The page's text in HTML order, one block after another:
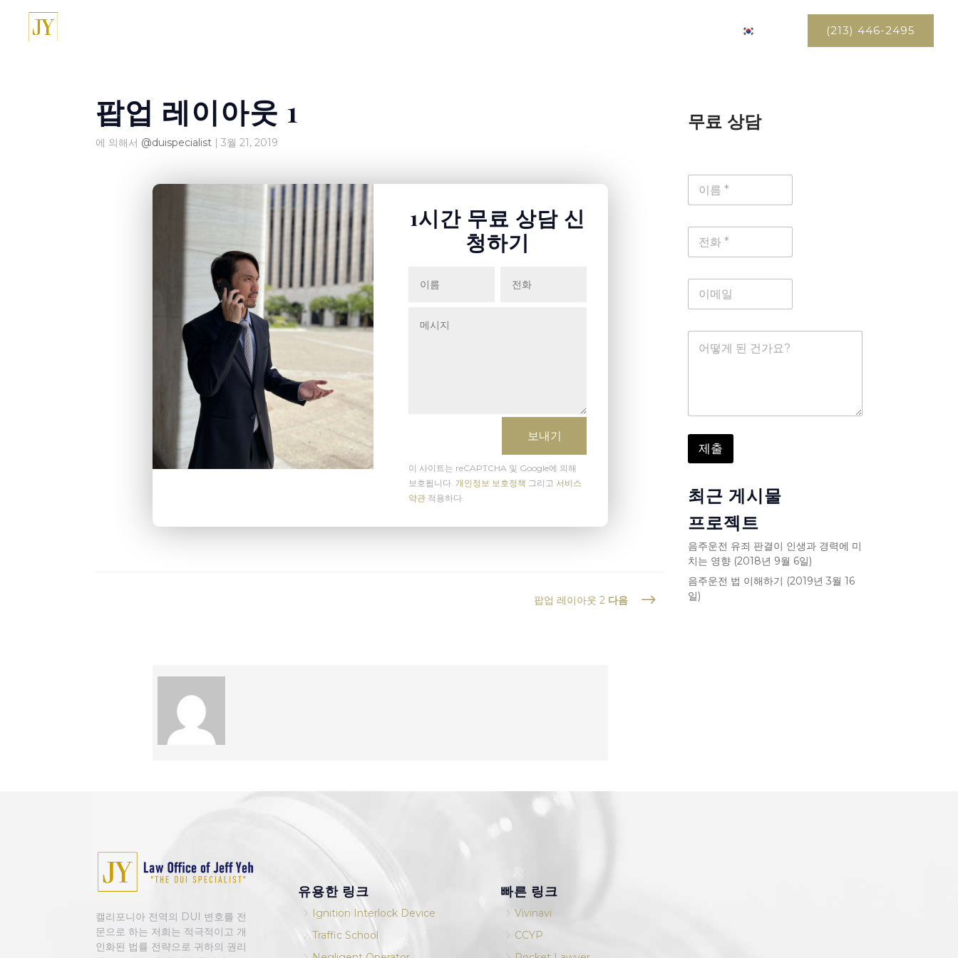
(213) 446-2495
팝업 레이아웃 1
에 의해서 @duispecialist |3월 21, 2019
1시간 무료 상담 신
청하기
보내기
이 사이트는 reCAPTCHA 및 Google에 의해
보호됩니다. 개인정보 보호정책 그리고 서비스
약관 적용하다.
팝업 레이아웃 2 다음 $
무료 상담
이
*
전
*
이
일
메
제출
최근 게시물
프로젝트
음주운전 유죄 판결이 인생과 경력에 미
치는 영향 (2018년 9월 6일)
음주운전 법 이해하기 (2019년 3월 16
일)
캘리포니아 전역의 DUI 변호를 전
문으로 하는 저희는 적극적이고 개
인화된 법률 전략으로 귀하의 권리
유용한 링크
5 Ignition Interlock Device
5 Traffic School
빠른 링크
5 Vivinavi
5 CCYP